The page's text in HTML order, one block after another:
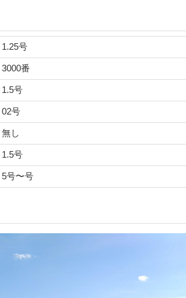
1.25号
3000番
1.5号
02号
無し
1.5号
5号〜号